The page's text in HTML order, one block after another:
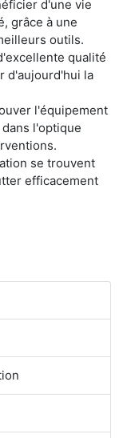
d'une vie
grâce à une
outils.
qualité
d'aujourd'hui la
l'équipement
l'optique
se trouvent
efficacement